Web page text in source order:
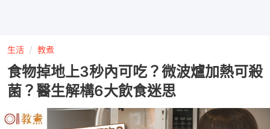
生活 教煮
食物掉地上3秒內可吃？微波爐加熱可殺
菌？醫生解構6大飲食迷思